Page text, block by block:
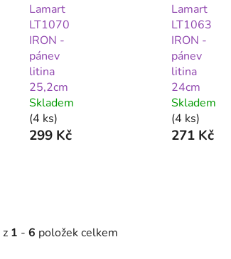
Lamart
LT1070
IRON -
pánev
litina
25,2cm
Skladem
(4 ks)
299 Kč
Lamart
LT1063
IRON -
pánev
litina
24cm
Skladem
(4 ks)
271 Kč
z 1 - 6 položek celkem